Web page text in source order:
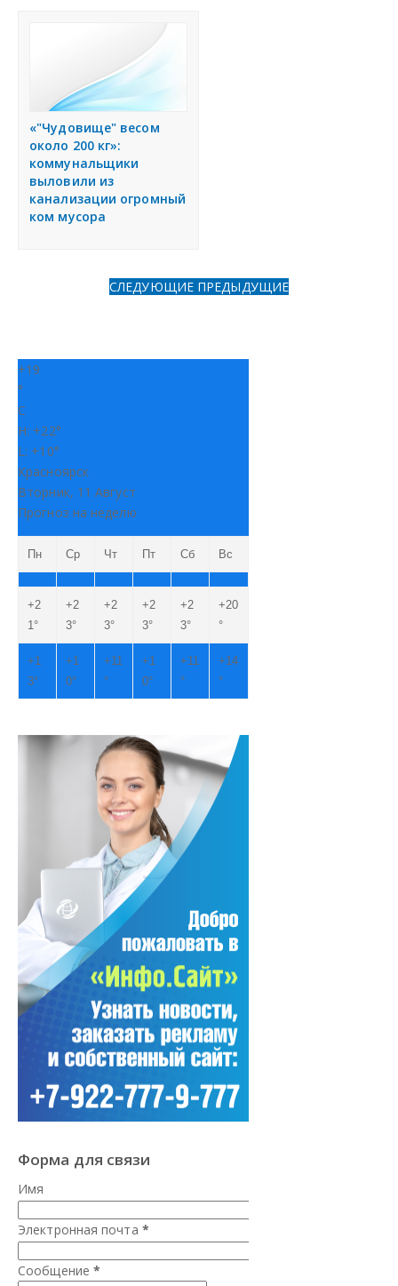
«"Чудовище" весом
около 200 кг»:
коммунальщики
выловили из
канализации огромный
ком мусора
СЛЕДУЮЩИЕ ПРЕДЫДУЩИЕ
+19
°
C
H: +22°
L: +10°
Красноярск
Вторник, 11 Август
Прогноз на неделю
Пн Ср Чт Пт Сб Вс
+2
1°
+2
3°
+2
3°
+2
3°
+2
3°
+20
°
+1
3°
+1
0°
+11
°
+1
0°
+11
°
+14
°
Форма для связи
Имя
Электронная почта *
Сообщение *